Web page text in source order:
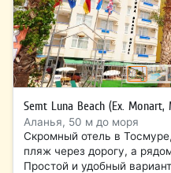
Semt Luna Beach (Ex.
Аланья, 50 м до моря
Скромный отель в
пляж через дорогу, а
Простой и удобный